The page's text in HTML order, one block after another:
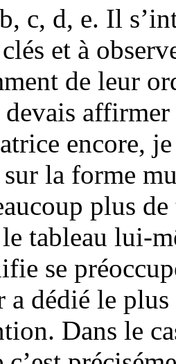
c, d, e. Il
et à
de leur
encore,
la forme
plus
tableau lui-
se
a dédié le
Dans le